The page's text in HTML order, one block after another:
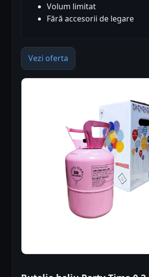
Volum limitat
Fără accesorii de legare
Vezi oferta